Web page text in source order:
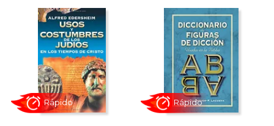
15%
dcto. $ 17.84
15%
dcto.